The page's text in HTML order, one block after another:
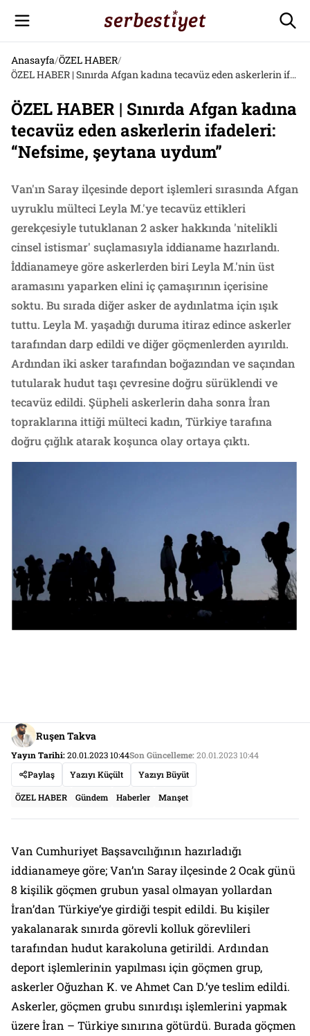
Anasayfa/ÖZEL HABER/
ÖZEL HABER | Sınırda Afgan kadına tecavüz eden askerlerin ifadeleri: “Nefsime, şeytana uydum”
ÖZEL HABER | Sınırda Afgan kadına
tecavüz eden askerlerin ifadeleri:
“Nefsime, şeytana uydum”
Van'ın Saray ilçesinde deport işlemleri sırasında Afgan
uyruklu mülteci Leyla M.'ye tecavüz ettikleri
gerekçesiyle tutuklanan 2 asker hakkında 'nitelikli
cinsel istismar' suçlamasıyla iddianame hazırlandı.
İddianameye göre askerlerden biri Leyla M.'nin üst
aramasını yaparken elini iç çamaşırının içerisine
soktu. Bu sırada diğer asker de aydınlatma için ışık
tuttu. Leyla M. yaşadığı duruma itiraz edince askerler
tarafından darp edildi ve diğer göçmenlerden ayırıldı.
Ardından iki asker tarafından boğazından ve saçından
tutularak hudut taşı çevresine doğru sürüklendi ve
tecavüz edildi. Şüpheli askerlerin daha sonra İran
topraklarına ittiği mülteci kadın, Türkiye tarafına
doğru çığlık atarak koşunca olay ortaya çıktı.
Ruşen Takva
Yayın Tarihi:20.01.2023 10:44Son Güncelleme:20.01.2023 10:44
Paylaş
Yazıyı Küçült Yazıyı Büyüt
ÖZEL HABER Gündem Haberler Manşet
Van Cumhuriyet Başsavcılığının hazırladığı
iddianameye göre; Van’ın Saray ilçesinde 2 Ocak günü
8 kişilik göçmen grubun yasal olmayan yollardan
İran’dan Türkiye’ye girdiği tespit edildi. Bu kişiler
yakalanarak sınırda görevli kolluk görevlileri
tarafından hudut karakoluna getirildi. Ardından
deport işlemlerinin yapılması için göçmen grup,
askerler Oğuzhan K. ve Ahmet Can D.’ye teslim edildi.
Askerler, göçmen grubu sınırdışı işlemlerini yapmak
üzere İran – Türkiye sınırına götürdü. Burada göçmen